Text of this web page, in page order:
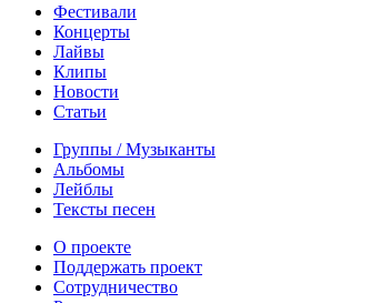
Фестивали
Концерты
Лайвы
Клипы
Новости
Статьи
Группы / Музыканты
Альбомы
Лейблы
Тексты песен
О проекте
Поддержать проект
Сотрудничество